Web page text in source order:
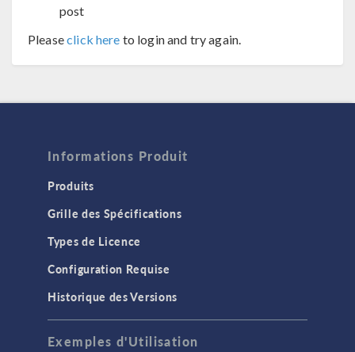
post
Pleaseclick here to login and try again.
Informations Produit
Produits
Grille des Spécifications
Types de Licence
Configuration Requise
Historique des Versions
Exemples d'Utilisation